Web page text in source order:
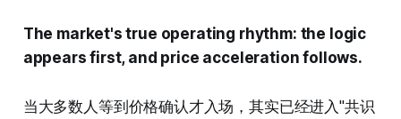
The market's true operating rhythm: the logic
appears first, and price acceleration follows.
当大多数人等到价格确认才入场，其实已经进入"共识